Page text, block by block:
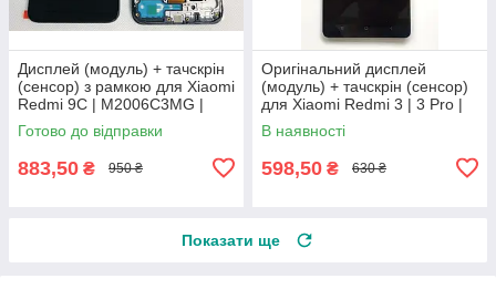
Дисплей (модуль) + тачскрін
(сенсор) з рамкою для Xiaomi
Redmi 9C | M2006C3MG |
M2006C3MT, Original (PRC)
Готово до відправки
883,50 ₴ 950 ₴
Оригінальний дисплей
(модуль) + тачскрін (сенсор)
для Xiaomi Redmi 3 | 3 Pro |
3s | 3s Prime | 3x (чорний)
В наявності
598,50 ₴ 630 ₴
Показати ще